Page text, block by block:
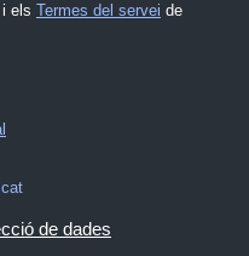
els Termes del servei de
de dades